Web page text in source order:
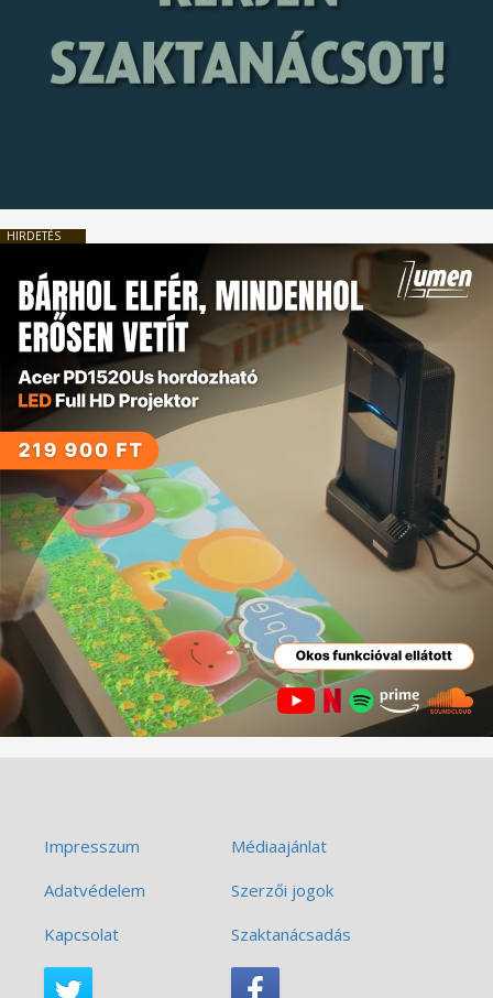
HIRDETÉS
Impresszum
Médiaajánlat
Adatvédelem
Szerzői jogok
Kapcsolat
Szaktanácsadás